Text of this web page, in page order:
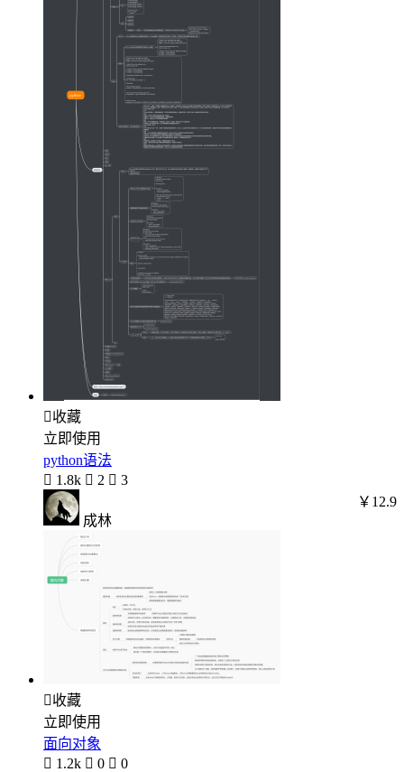
收藏
立即使用
python语法
 1.8k  2  3
成林
￥12.9
收藏
立即使用
面向对象
 1.2k  0  0